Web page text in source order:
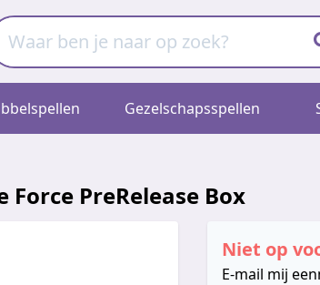
Gezelschapsspellen
PreRelease Box
Niet op
E-mail mij